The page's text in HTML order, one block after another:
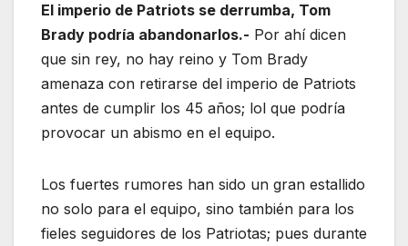
El imperio de Patriots se derrumba, Tom
Brady podría abandonarlos.- Por ahí dicen
que sin rey, no hay reino y Tom Brady
amenaza con retirarse del imperio de Patriots
antes de cumplir los 45 años; lol que podría
provocar un abismo en el equipo.
Los fuertes rumores han sido un gran estallido
no solo para el equipo, sino también para los
fieles seguidores de los Patriotas; pues durante